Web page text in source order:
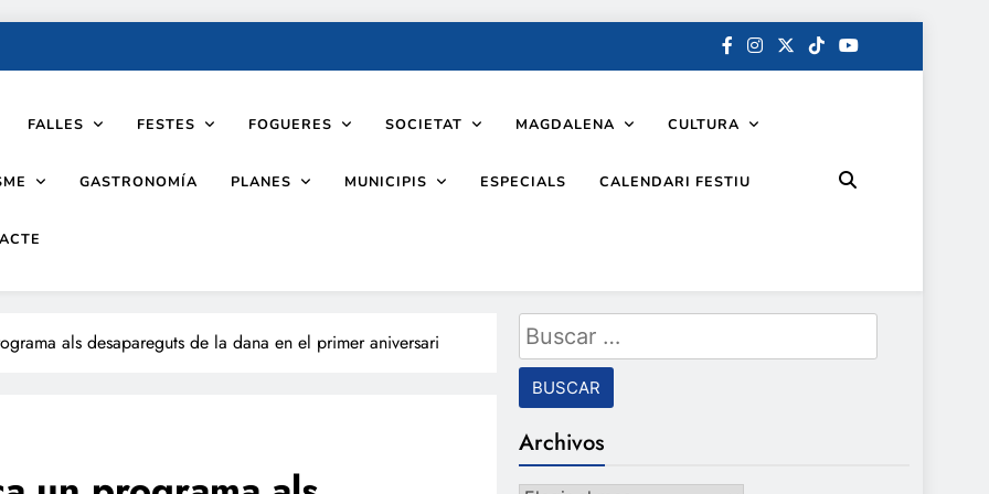
FALLES FESTES FOGUERES SOCIETAT MAGDALENA CULTURA
GASTRONOMÍA PLANES MUNICIPIS ESPECIALS CALENDARI FESTIU
als desapareguts de la dana en el primer aniversari
Buscar:
Archivos